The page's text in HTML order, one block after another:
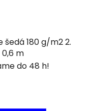
180 g/m2 2.
0,6 m